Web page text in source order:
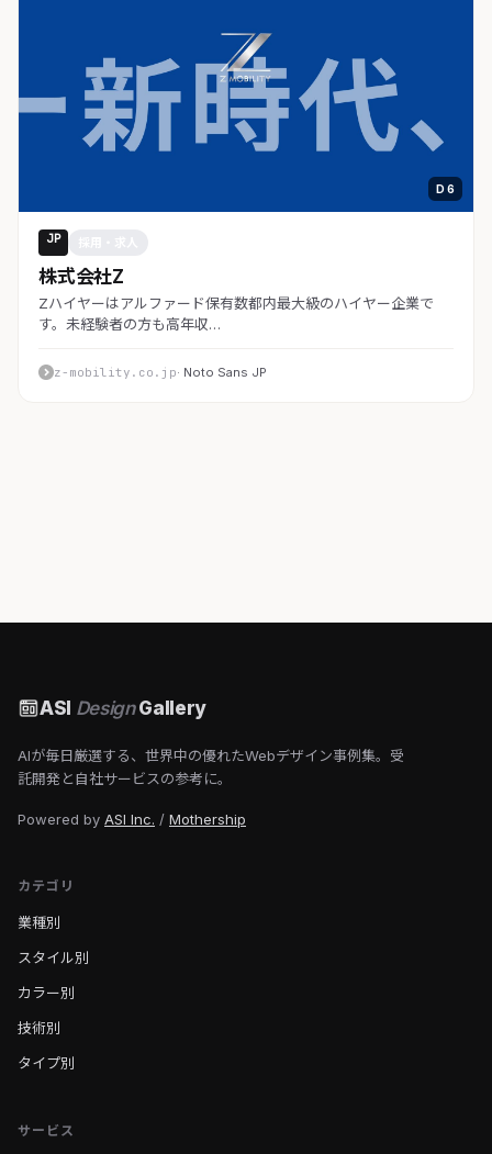
D 6
JP
株式会社Z
Zハイヤーはアルファード保有数都内最大級のハイヤー企業で
す。未経験者の方も高年収…
z-mobility.co.jp· Noto Sans JP
ASI DesignGallery
AIが毎日厳選する、世界中の優れたWebデザイン事例集。受
託開発と自社サービスの参考に。
Powered by ASI Inc. / Mothership
カテゴリ
業種別
スタイル別
カラー別
技術別
タイプ別
サービス